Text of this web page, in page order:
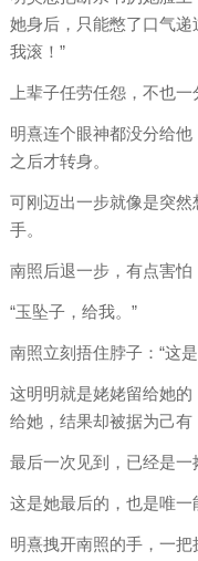
她身后，只能憋了口气递
我滚！”
上辈子任劳任怨，不也一
明熹连个眼神都没分给
之后才转身。
可刚迈出一步就像是突
手。
南照后退一步，有点害怕
“玉坠子，给我。”
南照立刻捂住脖子：“这
这明明就是姥姥留给她
给她，结果却被据为己有
最后一次见到，已经是一
这是她最后的，也是唯一
明熹拽开南照的手，一